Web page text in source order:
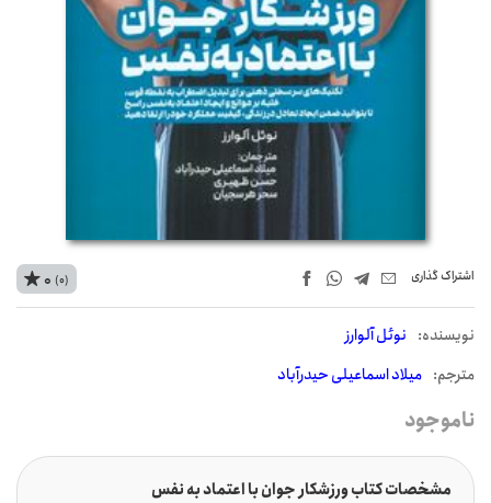
اشتراک‌ گذاری
نويسنده: نوئل آلوارز
مترجم: میلاد اسماعیلی حیدرآباد
0 (0)
ناموجود
مشخصات کتاب ورزشکار جوان با اعتماد به نفس